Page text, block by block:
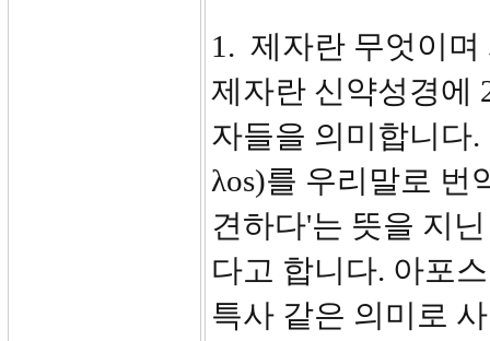
1. 제자란 무엇이
제자란 신약성경에
자들을 의미합니다
λοs)를 우리말로 번
견하다'는 뜻을 지
다고 합니다. 아포
특사 같은 의미로